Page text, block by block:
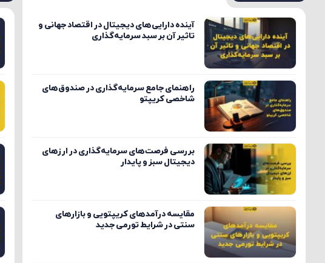
آینده دارایی‌های دیجیتال در اقتصاد جهانی و
تاثیر آن بر سبد سرمایه‌گذاری
راهنمای جامع سرمایه‌گذاری در صندوق‌های
شاخصی کریپتو
بررسی فرصت‌های سرمایه‌گذاری در ارزهای
دیجیتال سبز و پایدار
مقایسه درآمدهای کریپتویی و بازارهای
سنتی در شرایط تورمی جدید